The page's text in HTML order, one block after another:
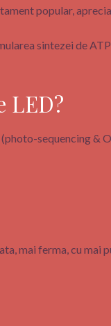
popular,
sintezei de
LED?
sequencing &
mai ferma, cu